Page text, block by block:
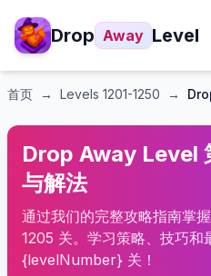
Drop Away Level
首页 → Levels 1201-1250 →
Drop Away Level
与解法
通过我们的完整攻略指南掌
1205 关。学习策略、技巧和
{levelNumber} 关！